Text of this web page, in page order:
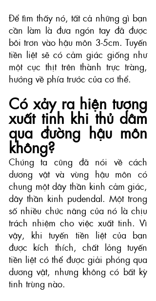
Để tìm thấy nó, tất cả những gì bạn
cần làm là đưa ngón tay đã được
bôi trơn vào hậu môn 3-5cm. Tuyến
tiền liệt sẽ có cảm giác giống như
một cục thịt trên thành trực tràng,
hướng về phía trước của cơ thể.
Có xảy ra hiện tượng
xuất tinh khi thủ dâm
qua đường hậu môn
không?
Chúng ta cũng đã nói về cách
dương vật và vùng hậu môn có
chung một dây thần kinh cảm giác,
dây thần kinh pudendal. Một trong
số nhiều chức năng của nó là chịu
trách nhiệm cho việc xuất tinh. Vì
vậy, khi tuyến tiền liệt của bạn
được kích thích, chất lỏng tuyến
tiền liệt có thể được giải phóng qua
dương vật, nhưng không có bất kỳ
tinh trùng nào.